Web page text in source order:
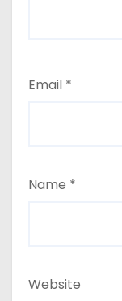
Email *
Name *
Website